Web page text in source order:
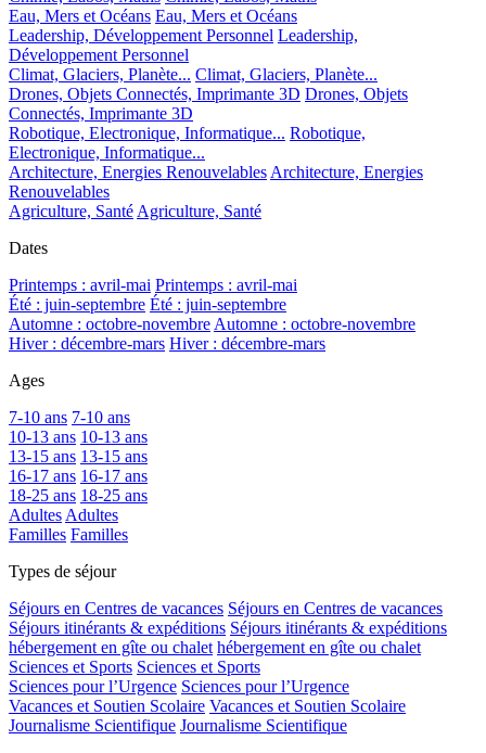
Eau, Mers et Océans Eau, Mers et Océans
Leadership, Développement Personnel Leadership,
Développement Personnel
Climat, Glaciers, Planète... Climat, Glaciers, Planète...
Drones, Objets Connectés, Imprimante 3D Drones, Objets
Connectés, Imprimante 3D
Robotique, Electronique, Informatique... Robotique,
Electronique, Informatique...
Architecture, Energies Renouvelables Architecture, Energies
Renouvelables
Agriculture, Santé Agriculture, Santé
Dates
Printemps : avril-mai Printemps : avril-mai
Été : juin-septembre Été : juin-septembre
Automne : octobre-novembre Automne : octobre-novembre
Hiver : décembre-mars Hiver : décembre-mars
Ages
7-10 ans 7-10 ans
10-13 ans 10-13 ans
13-15 ans 13-15 ans
16-17 ans 16-17 ans
18-25 ans 18-25 ans
Adultes Adultes
Familles Familles
Types de séjour
Séjours en Centres de vacances Séjours en Centres de vacances
Séjours itinérants & expéditions Séjours itinérants & expéditions
hébergement en gîte ou chalet hébergement en gîte ou chalet
Sciences et Sports Sciences et Sports
Sciences pour l’Urgence Sciences pour l’Urgence
Vacances et Soutien Scolaire Vacances et Soutien Scolaire
Journalisme Scientifique Journalisme Scientifique